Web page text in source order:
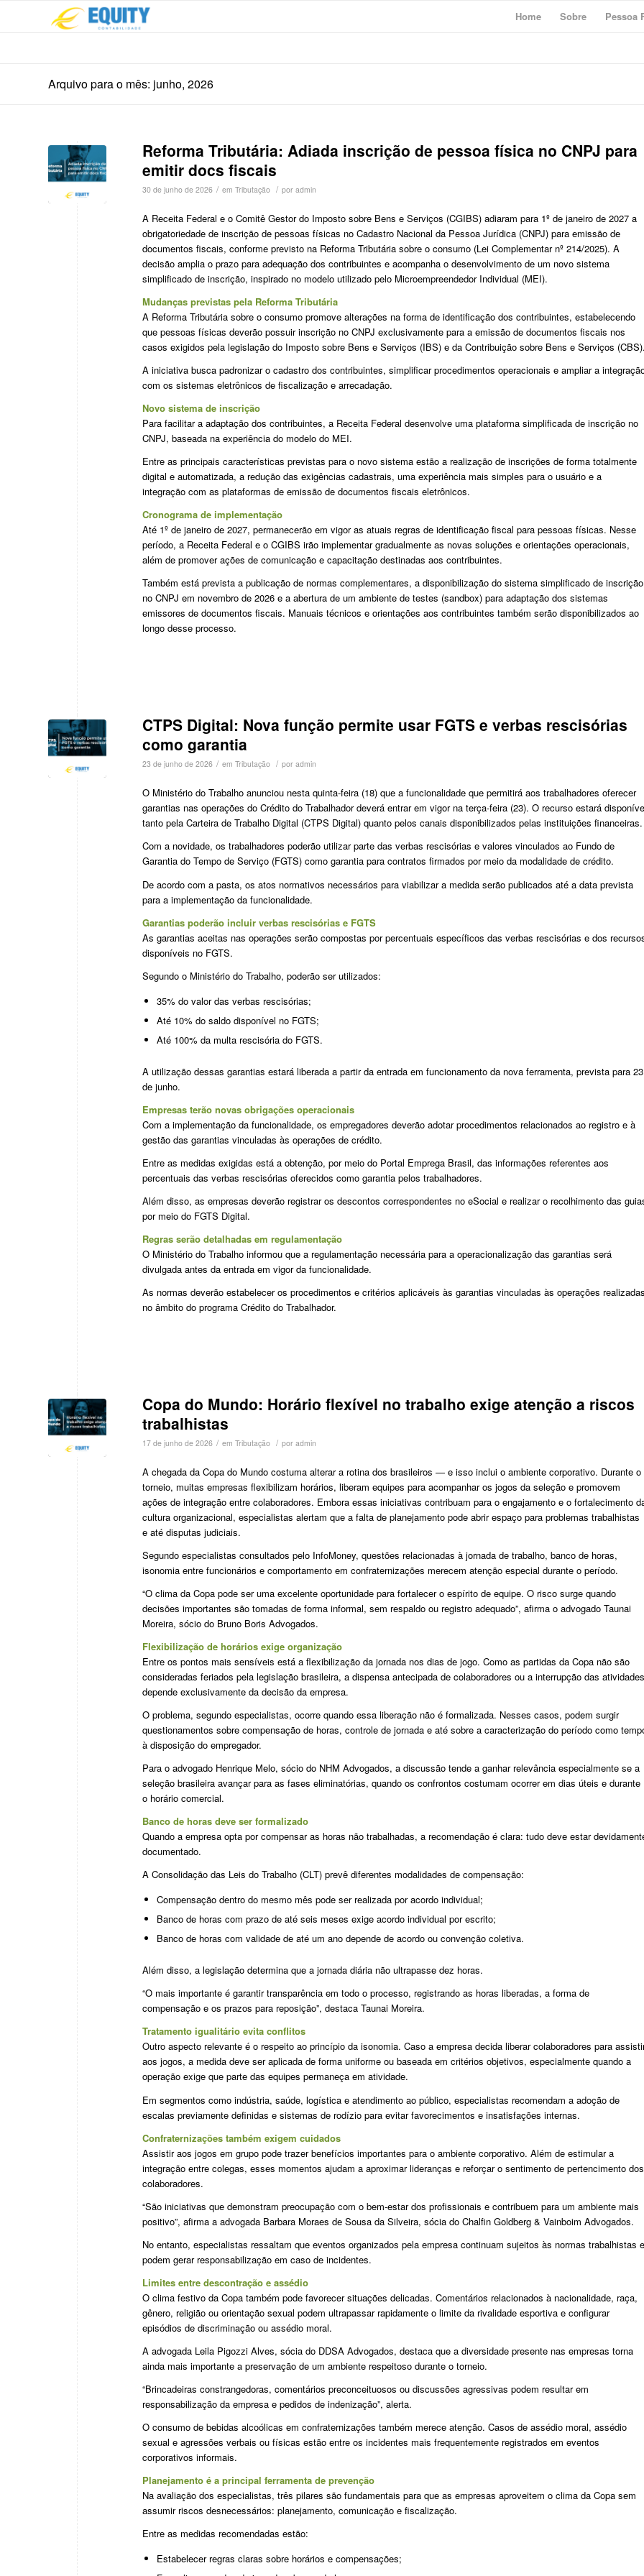
Home Sobre Pessoa
Arquivo para o mês: junho, 2026
Reforma Tributária: Adiada inscrição de pessoa física no CNPJ para
emitir docs fiscais
30 de junho de 2026 / em Tributação / por admin
A Receita Federal e o Comitê Gestor do Imposto sobre Bens e Serviços (CGIBS) adiaram para 1º de janeiro de 2027 a
obrigatoriedade de inscrição de pessoas físicas no Cadastro Nacional da Pessoa Jurídica (CNPJ) para emissão de
documentos fiscais, conforme previsto na Reforma Tributária sobre o consumo (Lei Complementar nº 214/2025). A
decisão amplia o prazo para adequação dos contribuintes e acompanha o desenvolvimento de um novo sistema
simplificado de inscrição, inspirado no modelo utilizado pelo Microempreendedor Individual (MEI).
Mudanças previstas pela Reforma Tributária
A Reforma Tributária sobre o consumo promove alterações na forma de identificação dos contribuintes, estabelecendo
que pessoas físicas deverão possuir inscrição no CNPJ exclusivamente para a emissão de documentos fiscais nos
casos exigidos pela legislação do Imposto sobre Bens e Serviços (IBS) e da Contribuição sobre Bens e Serviços (CBS).
A iniciativa busca padronizar o cadastro dos contribuintes, simplificar procedimentos operacionais e ampliar a
com os sistemas eletrônicos de fiscalização e arrecadação.
Novo sistema de inscrição
Para facilitar a adaptação dos contribuintes, a Receita Federal desenvolve uma plataforma simplificada de inscrição no
CNPJ, baseada na experiência do modelo do MEI.
Entre as principais características previstas para o novo sistema estão a realização de inscrições de forma totalmente
digital e automatizada, a redução das exigências cadastrais, uma experiência mais simples para o usuário e a
integração com as plataformas de emissão de documentos fiscais eletrônicos.
Cronograma de implementação
Até 1º de janeiro de 2027, permanecerão em vigor as atuais regras de identificação fiscal para pessoas físicas. Nesse
período, a Receita Federal e o CGIBS irão implementar gradualmente as novas soluções e orientações operacionais,
além de promover ações de comunicação e capacitação destinadas aos contribuintes.
Também está prevista a publicação de normas complementares, a disponibilização do sistema simplificado de inscrição
no CNPJ em novembro de 2026 e a abertura de um ambiente de testes (sandbox) para adaptação dos sistemas
emissores de documentos fiscais. Manuais técnicos e orientações aos contribuintes também serão disponibilizados ao
longo desse processo.
CTPS Digital: Nova função permite usar FGTS e verbas rescisórias
como garantia
23 de junho de 2026 / em Tributação / por admin
O Ministério do Trabalho anunciou nesta quinta-feira (18) que a funcionalidade que permitirá aos trabalhadores oferecer
garantias nas operações do Crédito do Trabalhador deverá entrar em vigor na terça-feira (23). O recurso estará
tanto pela Carteira de Trabalho Digital (CTPS Digital) quanto pelos canais disponibilizados pelas instituições financeiras.
Com a novidade, os trabalhadores poderão utilizar parte das verbas rescisórias e valores vinculados ao Fundo de
Garantia do Tempo de Serviço (FGTS) como garantia para contratos firmados por meio da modalidade de crédito.
De acordo com a pasta, os atos normativos necessários para viabilizar a medida serão publicados até a data prevista
para a implementação da funcionalidade.
Garantias poderão incluir verbas rescisórias e FGTS
As garantias aceitas nas operações serão compostas por percentuais específicos das verbas rescisórias e dos
disponíveis no FGTS.
Segundo o Ministério do Trabalho, poderão ser utilizados:
35% do valor das verbas rescisórias;
Até 10% do saldo disponível no FGTS;
Até 100% da multa rescisória do FGTS.
A utilização dessas garantias estará liberada a partir da entrada em funcionamento da nova ferramenta, prevista para 23
de junho.
Empresas terão novas obrigações operacionais
Com a implementação da funcionalidade, os empregadores deverão adotar procedimentos relacionados ao registro e à
gestão das garantias vinculadas às operações de crédito.
Entre as medidas exigidas está a obtenção, por meio do Portal Emprega Brasil, das informações referentes aos
percentuais das verbas rescisórias oferecidos como garantia pelos trabalhadores.
Além disso, as empresas deverão registrar os descontos correspondentes no eSocial e realizar o recolhimento das
por meio do FGTS Digital.
Regras serão detalhadas em regulamentação
O Ministério do Trabalho informou que a regulamentação necessária para a operacionalização das garantias será
divulgada antes da entrada em vigor da funcionalidade.
As normas deverão estabelecer os procedimentos e critérios aplicáveis às garantias vinculadas às operações realizadas
no âmbito do programa Crédito do Trabalhador.
Copa do Mundo: Horário flexível no trabalho exige atenção a riscos
trabalhistas
17 de junho de 2026 / em Tributação / por admin
A chegada da Copa do Mundo costuma alterar a rotina dos brasileiros — e isso inclui o ambiente corporativo. Durante o
torneio, muitas empresas flexibilizam horários, liberam equipes para acompanhar os jogos da seleção e promovem
ações de integração entre colaboradores. Embora essas iniciativas contribuam para o engajamento e o fortalecimento
cultura organizacional, especialistas alertam que a falta de planejamento pode abrir espaço para problemas trabalhistas
e até disputas judiciais.
Segundo especialistas consultados pelo InfoMoney, questões relacionadas à jornada de trabalho, banco de horas,
isonomia entre funcionários e comportamento em confraternizações merecem atenção especial durante o período.
“O clima da Copa pode ser uma excelente oportunidade para fortalecer o espírito de equipe. O risco surge quando
decisões importantes são tomadas de forma informal, sem respaldo ou registro adequado”, afirma o advogado Taunai
Moreira, sócio do Bruno Boris Advogados.
Flexibilização de horários exige organização
Entre os pontos mais sensíveis está a flexibilização da jornada nos dias de jogo. Como as partidas da Copa não são
consideradas feriados pela legislação brasileira, a dispensa antecipada de colaboradores ou a interrupção das atividades
depende exclusivamente da decisão da empresa.
O problema, segundo especialistas, ocorre quando essa liberação não é formalizada. Nesses casos, podem surgir
questionamentos sobre compensação de horas, controle de jornada e até sobre a caracterização do período como
à disposição do empregador.
Para o advogado Henrique Melo, sócio do NHM Advogados, a discussão tende a ganhar relevância especialmente se a
seleção brasileira avançar para as fases eliminatórias, quando os confrontos costumam ocorrer em dias úteis e durante
o horário comercial.
Banco de horas deve ser formalizado
Quando a empresa opta por compensar as horas não trabalhadas, a recomendação é clara: tudo deve estar
documentado.
A Consolidação das Leis do Trabalho (CLT) prevê diferentes modalidades de compensação:
Compensação dentro do mesmo mês pode ser realizada por acordo individual;
Banco de horas com prazo de até seis meses exige acordo individual por escrito;
Banco de horas com validade de até um ano depende de acordo ou convenção coletiva.
Além disso, a legislação determina que a jornada diária não ultrapasse dez horas.
“O mais importante é garantir transparência em todo o processo, registrando as horas liberadas, a forma de
compensação e os prazos para reposição”, destaca Taunai Moreira.
Tratamento igualitário evita conflitos
Outro aspecto relevante é o respeito ao princípio da isonomia. Caso a empresa decida liberar colaboradores para
aos jogos, a medida deve ser aplicada de forma uniforme ou baseada em critérios objetivos, especialmente quando a
operação exige que parte das equipes permaneça em atividade.
Em segmentos como indústria, saúde, logística e atendimento ao público, especialistas recomendam a adoção de
escalas previamente definidas e sistemas de rodízio para evitar favorecimentos e insatisfações internas.
Confraternizações também exigem cuidados
Assistir aos jogos em grupo pode trazer benefícios importantes para o ambiente corporativo. Além de estimular a
integração entre colegas, esses momentos ajudam a aproximar lideranças e reforçar o sentimento de pertencimento dos
colaboradores.
“São iniciativas que demonstram preocupação com o bem-estar dos profissionais e contribuem para um ambiente mais
positivo”, afirma a advogada Barbara Moraes de Sousa da Silveira, sócia do Chalfin Goldberg & Vainboim Advogados.
No entanto, especialistas ressaltam que eventos organizados pela empresa continuam sujeitos às normas trabalhistas e
podem gerar responsabilização em caso de incidentes.
Limites entre descontração e assédio
O clima festivo da Copa também pode favorecer situações delicadas. Comentários relacionados à nacionalidade, raça,
gênero, religião ou orientação sexual podem ultrapassar rapidamente o limite da rivalidade esportiva e configurar
episódios de discriminação ou assédio moral.
A advogada Leila Pigozzi Alves, sócia do DDSA Advogados, destaca que a diversidade presente nas empresas torna
ainda mais importante a preservação de um ambiente respeitoso durante o torneio.
“Brincadeiras constrangedoras, comentários preconceituosos ou discussões agressivas podem resultar em
responsabilização da empresa e pedidos de indenização”, alerta.
O consumo de bebidas alcoólicas em confraternizações também merece atenção. Casos de assédio moral, assédio
sexual e agressões verbais ou físicas estão entre os incidentes mais frequentemente registrados em eventos
corporativos informais.
Planejamento é a principal ferramenta de prevenção
Na avaliação dos especialistas, três pilares são fundamentais para que as empresas aproveitem o clima da Copa sem
assumir riscos desnecessários: planejamento, comunicação e fiscalização.
Entre as medidas recomendadas estão:
Estabelecer regras claras sobre horários e compensações;